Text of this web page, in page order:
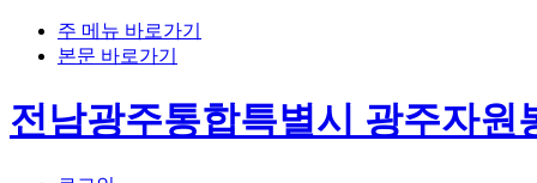
주 메뉴 바로가기
본문 바로가기
전남광주통합특별시 광주자원